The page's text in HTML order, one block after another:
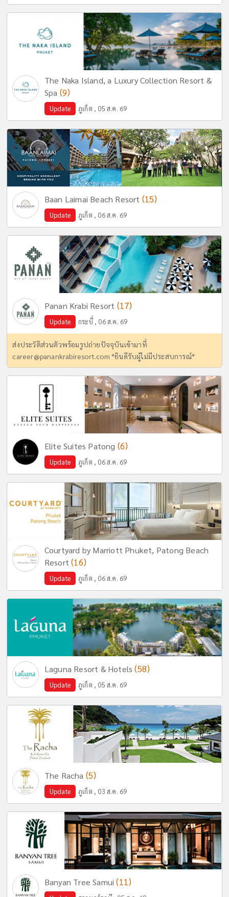
The Naka Island, a Luxury Collection Resort &
Spa (9)
Update ภูเก็ต , 05 ส.ค. 69
Baan Laimai Beach Resort (15)
Update ภูเก็ต , 06 ส.ค. 69
Panan Krabi Resort (17)
Update กระบี่ , 06 ส.ค. 69
ส่งประวัติส่วนตัวพร้อมรูปถ่ายปัจจุบันเข้ามาที่
career@panankrabiresort.com *ยินดีรับผู้ไม่มีประสบการณ์*
Elite Suites Patong (6)
Update ภูเก็ต , 06 ส.ค. 69
Courtyard by Marriott Phuket, Patong Beach
Resort(16)
Update ภูเก็ต , 06 ส.ค. 69
Laguna Resort & Hotels(58)
Update ภูเก็ต , 05 ส.ค. 69
The Racha (5)
Update ภูเก็ต , 03 ส.ค. 69
Banyan Tree Samui(11)